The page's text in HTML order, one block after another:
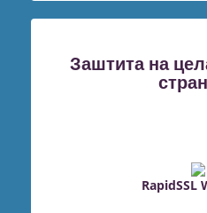
Заштита на
RapidSSL